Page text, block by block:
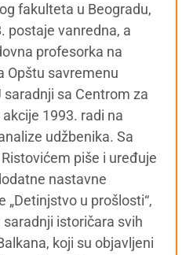
fakulteta u Beogradu,
postaje vanredna, a
profesorka na
Opštu savremenu
saradnji sa Centrom za
1993. radi na
udžbenika. Sa
piše i uređuje
nastavne
„Detinjstvo u prošlosti“,
saradnji istoričara svih
koji su objavljeni